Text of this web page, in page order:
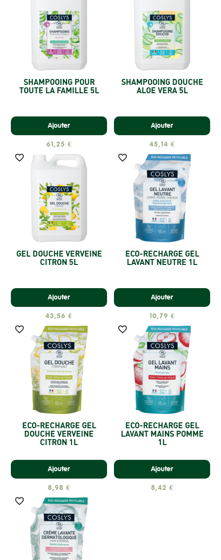
SHAMPOOING POUR
TOUTE LA FAMILLE 5L
Ajouter
61,25 €
SHAMPOOING DOUCHE
ALOE VERA 5L
Ajouter
45,14 €

GEL DOUCHE VERVEINE
CITRON 5L
Ajouter
43,56 €

ECO-RECHARGE GEL
LAVANT NEUTRE 1L
Ajouter
10,79 €

ECO-RECHARGE GEL
DOUCHE VERVEINE
CITRON 1L
Ajouter
8,98 €

ECO-RECHARGE GEL
LAVANT MAINS POMME
1L
Ajouter
8,42 €
